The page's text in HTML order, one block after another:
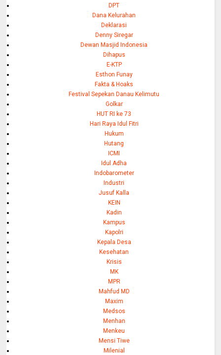
DPT
Dana Kelurahan
Deklarasi
Denny Siregar
Dewan Masjid Indonesia
Dihapus
E-KTP
Esthon Funay
Fakta & Hoaks
Festival Sepekan Danau Kelimutu
Golkar
HUT RI ke 73
Hari Raya Idul Fitri
Hukum
Hutang
ICMI
Idul Adha
Indobarometer
Industri
Jusuf Kalla
KEIN
Kadin
Kampus
Kapolri
Kepala Desa
Kesehatan
Krisis
MK
MPR
Mahfud MD
Maxim
Medsos
Menhan
Menkeu
Mensi Tiwe
Milenial